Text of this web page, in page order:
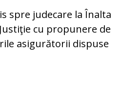
spre judecare la Înalta
cu propunere de
asigurătorii dispuse